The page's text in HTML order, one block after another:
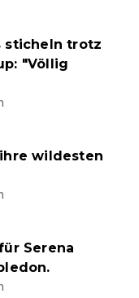
sticheln trotz
"Völlig
wildesten
Serena